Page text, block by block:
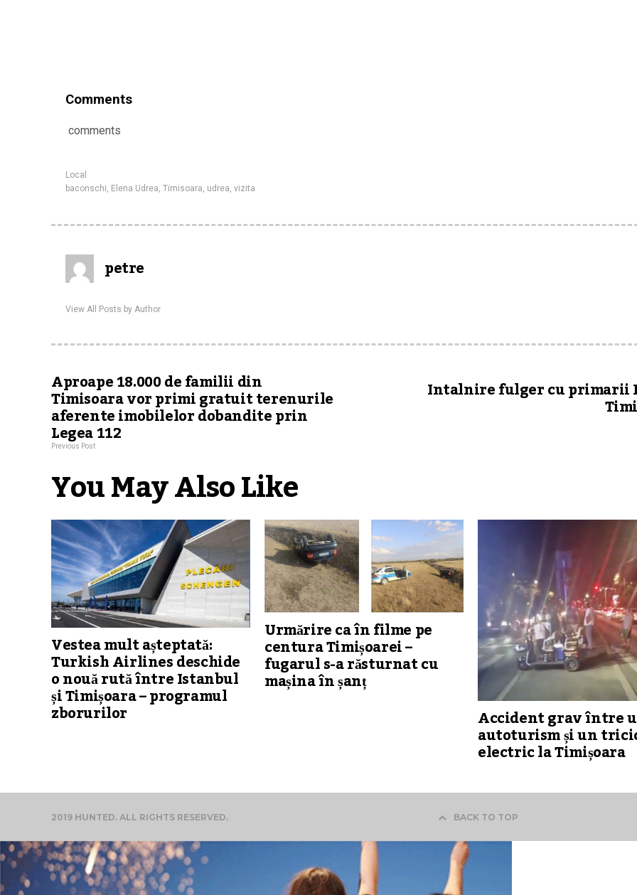
Comments
comments
Local
baconschi, Elena Udrea, Timisoara, udrea, vizita
petre
View All Posts by Author
Aproape 18.000 de familii din
Timisoara vor primi gratuit terenurile
aferente imobilelor dobandite prin
Legea 112
Previous Post
Intalnire fulger cu primarii
You May Also Like
Vestea mult așteptată:
Turkish Airlines deschide
o nouă rută între Istanbul
și Timișoara – programul
zborurilor
Urmărire ca în filme pe
centura Timișoarei –
fugarul s-a răsturnat cu
mașina în șanț
Accident grav între
autoturism și un
electric la Timișoara
2019 HUNTED. ALL RIGHTS RESERVED. BACK TO TOP